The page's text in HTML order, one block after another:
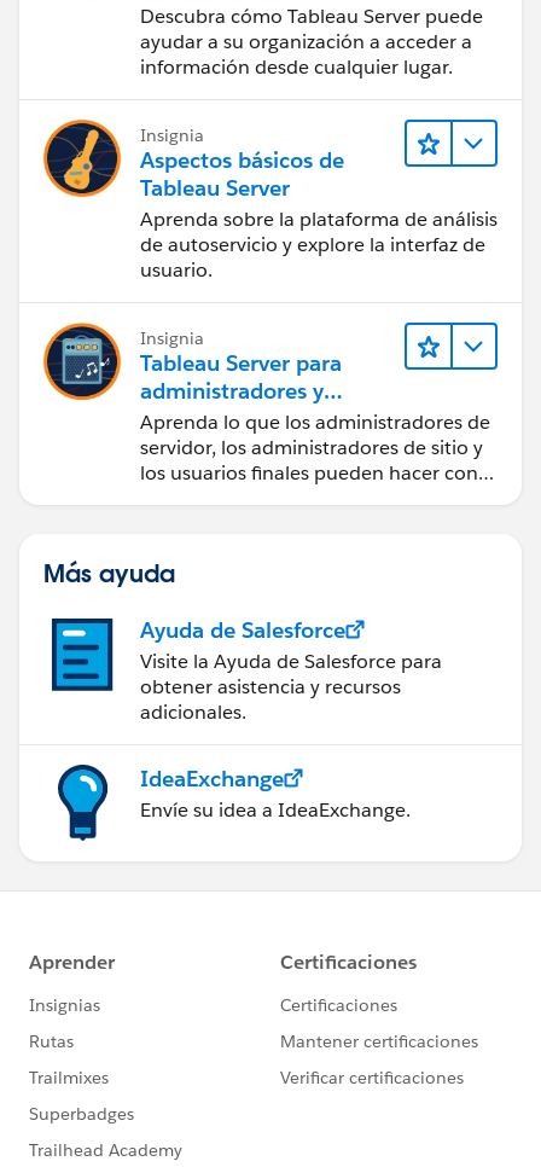
Descubra cómo Tableau Server puede
ayudar a su organización a acceder a
información desde cualquier lugar.
Insignia
Aspectos básicos de
Tableau Server
Aprenda sobre la plataforma de análisis
de autoservicio y explore la interfaz de
usuario.
Insignia
Tableau Server para
administradores y
usuarios finales
Aprenda lo que los administradores de
servidor, los administradores de sitio y
los usuarios finales pueden hacer con
Más ayuda
Ayuda de Salesforce
Visite la Ayuda de Salesforce para
obtener asistencia y recursos
adicionales.
IdeaExchange
Envíe su idea a IdeaExchange.